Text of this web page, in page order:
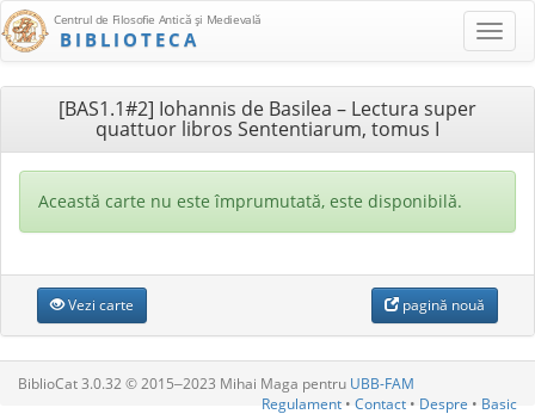
Centrul de Filosofie Antică şi Medievală
BIBLIOTECA
[BAS1.1#2] Iohannis de Basilea – Lectura super
quattuor libros Sententiarum, tomus I
Această carte nu este împrumutată, este disponibilă.
Vezi carte pagină nouă
BiblioCat 3.0.32 © 2015‒2023 Mihai Maga pentru UBB-FAM
Regulament • Contact • Despre • Basic